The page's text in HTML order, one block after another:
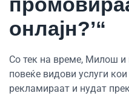
онлајн?’“
Со тек на време, Милош и
повеќе видови услуги
рекламираат и нудат